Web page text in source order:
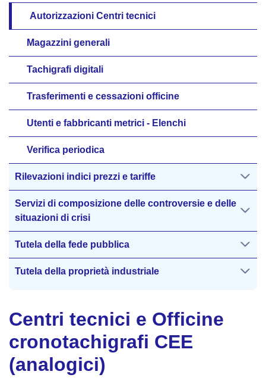
Centri tecnici e Officine
cronotachigrafi CEE
(analogici)
Autorizzazioni Centri tecnici
Magazzini generali
Tachigrafi digitali
Trasferimenti e cessazioni officine
Utenti e fabbricanti metrici - Elenchi
Verifica periodica
Rilevazioni indici prezzi e tariffe
Servizi di composizione delle controversie e delle
situazioni di crisi
Tutela della fede pubblica
Tutela della proprietà industriale